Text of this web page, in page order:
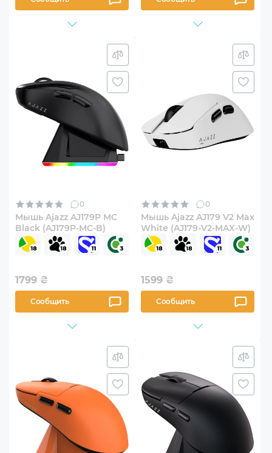
0
Мышь Ajazz AJ179P MC
Black (AJ179P-MC-B)
1799 ₴
Сообщить
0
Мышь Ajazz AJ179 V2 Max
White (AJ179-V2-MAX-W)
1599 ₴
Сообщить